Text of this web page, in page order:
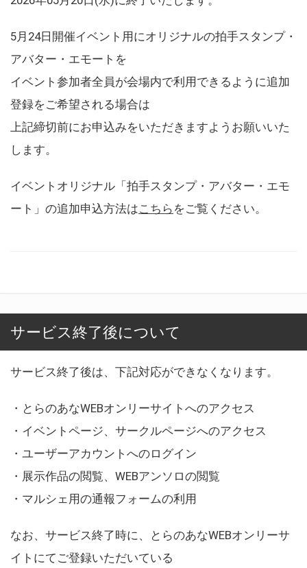
5月24日開催イベント用にオリジナルの拍手スタンプ・
アバター・エモートを
イベント参加者全員が会場内で利用できるように追加
登録をご希望される場合は
上記締切前にお申込みをいただきますようお願いいた
します。
イベントオリジナル「拍手スタンプ・アバター・エモ
ート」の追加申込方法はこちら をご覧ください。
サービス終了後について
サービス終了後は、下記対応ができなくなります。
・とらのあなWEBオンリーサイトへのアクセス
・イベントページ、サークルページへのアクセス
・ユーザーアカウントへのログイン
・展示作品の閲覧、WEBアンソロの閲覧
・マルシェ用の通報フォームの利用
なお、サービス終了時に、とらのあなWEBオンリーサ
イトにてご登録いただいている